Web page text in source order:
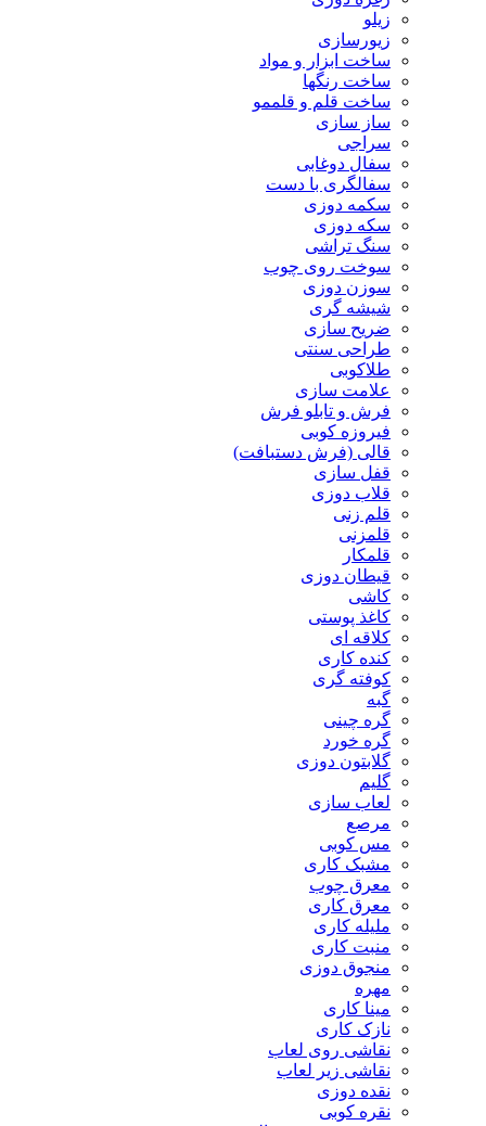
زیلو
زیورسازی
ساخت ابزار و مواد
ساخت رنگها
ساخت قلم و قلممو
ساز سازی
سراجی
سفال دوغابی
سفالگری با دست
سکمه دوزی
سکه دوزی
سنگ تراشی
سوخت روی چوب
سوزن دوزی
شیشه گری
ضریح سازی
طراحی سنتی
طلاکوبی
علامت سازی
فرش و تابلو فرش
فیروزه کوبی
قالی (فرش دستبافت)
قفل سازی
قلاب دوزی
قلم زنی
قلمزنی
قلمکار
قیطان دوزی
کاشی
کاغذ پوستی
کلاقه ای
کنده کاری
کوفته گری
گبه
گره چینی
گره خورد
گلابتون دوزی
گلیم
لعاب سازی
مرصع
مس کوبی
مشبک کاری
معرق چوب
معرق کاری
مليله کاری
منبت کاری
منجوق دوزی
مهره
مینا کاری
نازک کاری
نقاشی روی لعاب
نقاشی زیر لعاب
نقده دوزی
نقره کوبی